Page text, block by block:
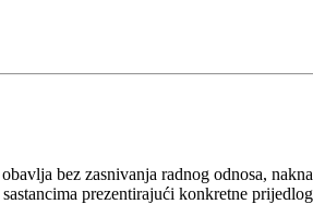
bez zasnivanja radnog odnosa,
prezentirajući konkretne